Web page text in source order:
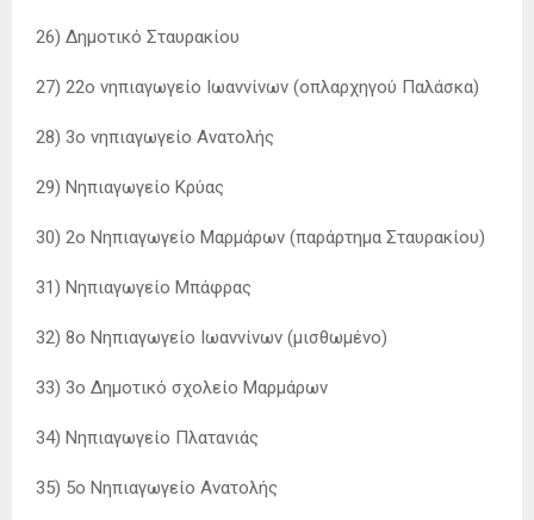
26) Δημοτικό Σταυρακίου
27) 22ο νηπιαγωγείο Ιωαννίνων (οπλαρχηγού Παλάσκα)
28) 3ο νηπιαγωγείο Ανατολής
29) Νηπιαγωγείο Κρύας
30) 2ο Νηπιαγωγείο Μαρμάρων (παράρτημα Σταυρακίου)
31) Νηπιαγωγείο Μπάφρας
32) 8ο Νηπιαγωγείο Ιωαννίνων (μισθωμένο)
33) 3ο Δημοτικό σχολείο Μαρμάρων
34) Νηπιαγωγείο Πλατανιάς
35) 5ο Νηπιαγωγείο Ανατολής